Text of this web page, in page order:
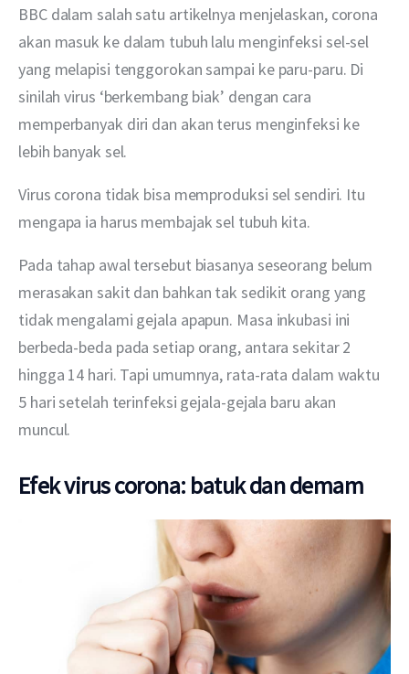
BBC dalam salah satu artikelnya menjelaskan, corona
akan masuk ke dalam tubuh lalu menginfeksi sel-sel
yang melapisi tenggorokan sampai ke paru-paru. Di
sinilah virus ‘berkembang biak’ dengan cara
memperbanyak diri dan akan terus menginfeksi ke
lebih banyak sel.
Virus corona tidak bisa memproduksi sel sendiri. Itu
mengapa ia harus membajak sel tubuh kita.
Pada tahap awal tersebut biasanya seseorang belum
merasakan sakit dan bahkan tak sedikit orang yang
tidak mengalami gejala apapun. Masa inkubasi ini
berbeda-beda pada setiap orang, antara sekitar 2
hingga 14 hari. Tapi umumnya, rata-rata dalam waktu
5 hari setelah terinfeksi gejala-gejala baru akan
muncul.
Efek virus corona: batuk dan demam